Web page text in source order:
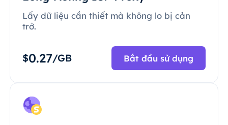
Lấy dữ liệu cần thiết mà không lo bị cản
trở.
$0.27/GB Bắt đầu sử dụng